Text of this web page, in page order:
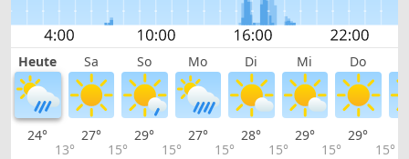
Heute Sa So Mo Di Mi Do
24°
13°
27°
15°
29°
15°
27°
15°
28°
15°
29°
15°
29°
15°